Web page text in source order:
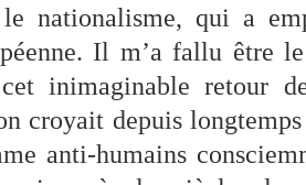
le nationalisme, qui a
Il m’a fallu être
inimaginable retour
croyait depuis
anti-humains